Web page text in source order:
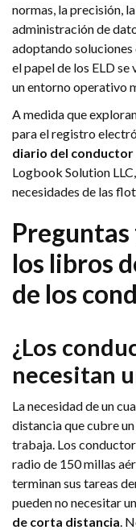
normas, la precisión,
administración de
adoptando
el papel de los ELD
un entorno operativo
A medida que
para el registro
diario del conductor
Logbook Solution
necesidades de las
los libros
de los
¿Los
necesitan
La necesidad de un
distancia que cubre
trabaja. Los
radio de 150 millas
terminan sus tareas
pueden no necesitar
de corta distancia .